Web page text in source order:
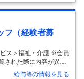
：232,000円～ ＜求人
形態】 正社員/夜勤あ
ジュール草加埼玉県草
線（東武スカイツリ
フ（経験者募
ビス＞福祉・介護 ※会員
された際に内容が異な
は、介護事業（有料老
給与等の情報を見る